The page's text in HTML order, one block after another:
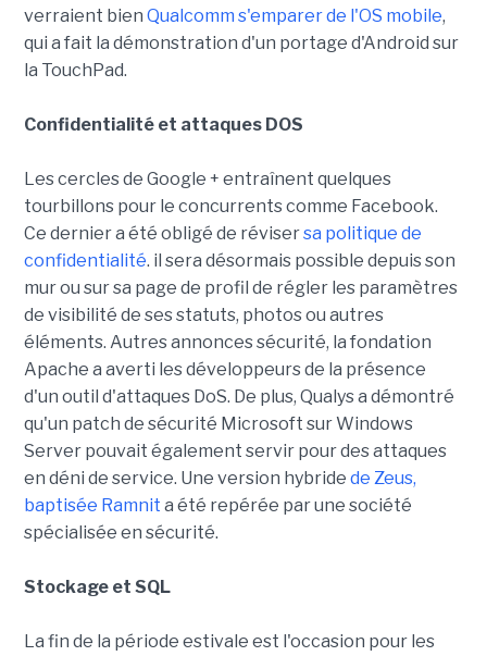
verraient bien Qualcomm s'emparer de l'OS mobile,
qui a fait la démonstration d'un portage d'Android sur
la TouchPad.
Confidentialité et attaques DOS
Les cercles de Google + entraînent quelques
tourbillons pour le concurrents comme Facebook.
Ce dernier a été obligé de révisersa politique de
confidentialité. il sera désormais possible depuis son
mur ou sur sa page de profil de régler les paramètres
de visibilité de ses statuts, photos ou autres
éléments. Autres annonces sécurité, la fondation
Apache a averti les développeurs de la présence
d'un outil d'attaques DoS. De plus, Qualys a démontré
qu'un patch de sécurité Microsoft sur Windows
Server pouvait également servir pour des attaques
en déni de service. Une version hybride de Zeus,
baptisée Ramnit a été repérée par une société
spécialisée en sécurité.
Stockage et SQL
La fin de la période estivale est l'occasion pour les